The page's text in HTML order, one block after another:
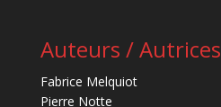
Auteurs / Autrices
Fabrice Melquiot
Pierre Notte